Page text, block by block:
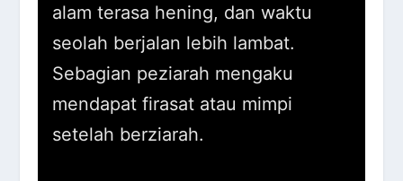
alam terasa hening, dan waktu
seolah berjalan lebih lambat.
Sebagian peziarah mengaku
mendapat firasat atau mimpi
setelah berziarah.